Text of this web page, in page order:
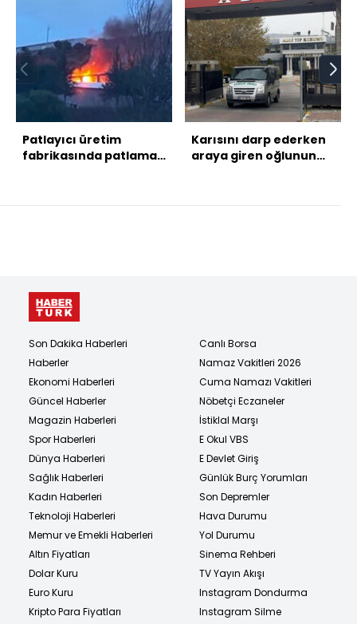
Patlayıcı üretim
fabrikasında patlama!
Karısını darp ederken
araya giren oğlunun
Son Dakika Haberleri
Haberler
Ekonomi Haberleri
Güncel Haberler
Magazin Haberleri
Spor Haberleri
Dünya Haberleri
Sağlık Haberleri
Kadın Haberleri
Teknoloji Haberleri
Memur ve Emekli Haberleri
Altın Fiyatları
Dolar Kuru
Euro Kuru
Kripto Para Fiyatları
Canlı Borsa
Namaz Vakitleri 2026
Cuma Namazı Vakitleri
Nöbetçi Eczaneler
İstiklal Marşı
E Okul VBS
E Devlet Giriş
Günlük Burç Yorumları
Son Depremler
Hava Durumu
Yol Durumu
Sinema Rehberi
TV Yayın Akışı
Instagram Dondurma
Instagram Silme